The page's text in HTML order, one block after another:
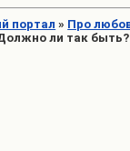
портал » Про
ли так быть?